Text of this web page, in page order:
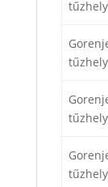
tűzhely
tűzhely
tűzhely
tűzhely